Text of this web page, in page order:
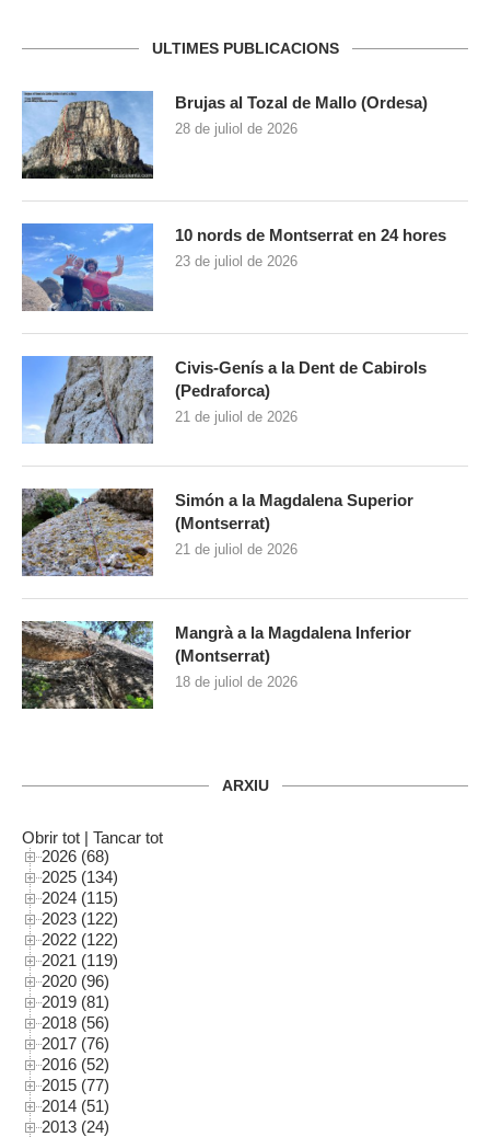
ULTIMES PUBLICACIONS
Brujas al Tozal de Mallo (Ordesa)
28 de juliol de 2026
10 nords de Montserrat en 24 hores
23 de juliol de 2026
Civis-Genís a la Dent de Cabirols
(Pedraforca)
21 de juliol de 2026
Simón a la Magdalena Superior
(Montserrat)
21 de juliol de 2026
Mangrà a la Magdalena Inferior
(Montserrat)
18 de juliol de 2026
ARXIU
Obrir tot | Tancar tot
2026 (68)
2025 (134)
2024 (115)
2023 (122)
2022 (122)
2021 (119)
2020 (96)
2019 (81)
2018 (56)
2017 (76)
2016 (52)
2015 (77)
2014 (51)
2013 (24)